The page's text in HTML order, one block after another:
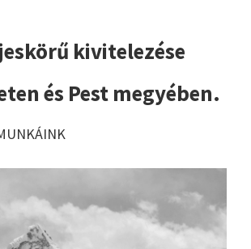
kivitelezése
és Pest megyében.